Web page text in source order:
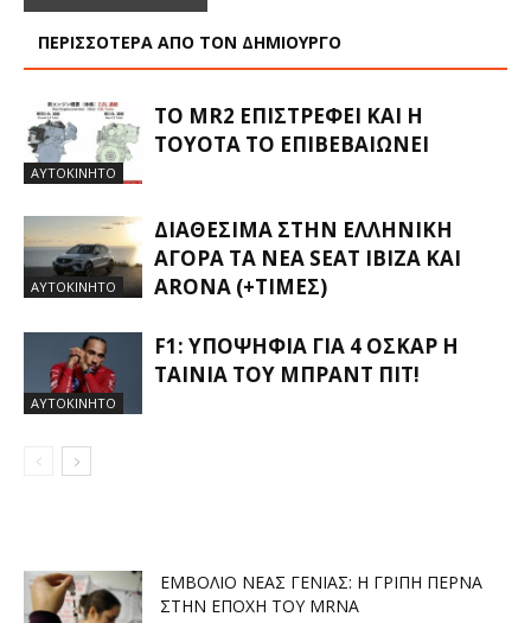
ΠΕΡΙΣΣΟΤΕΡΑ ΑΠΟ ΤΟΝ ΔΗΜΙΟΥΡΓΟ
ΑΥΤΟΚΙΝΗΤΟ
ΤΟ MR2 ΕΠΙΣΤΡΈΦΕΙ ΚΑΙ Η
TOYOTA ΤΟ ΕΠΙΒΕΒΑΙΏΝΕΙ
ΑΥΤΟΚΙΝΗΤΟ
ΔΙΑΘΈΣΙΜΑ ΣΤΗΝ ΕΛΛΗΝΙΚΉ
ΑΓΟΡΆ ΤΑ ΝΈΑ SEAT IBIZA ΚΑΙ
ARONA (+ΤΙΜΈΣ)
ΑΥΤΟΚΙΝΗΤΟ
F1: ΥΠΟΨΉΦΙΑ ΓΙΑ 4 ΌΣΚΑΡ Η
ΤΑΙΝΊΑ ΤΟΥ ΜΠΡΑΝΤ ΠΙΤ!
ΕΜΒΌΛΙΟ ΝΈΑΣ ΓΕΝΙΆΣ: Η ΓΡΊΠΗ ΠΕΡΝΆ
ΣΤΗΝ ΕΠΟΧΉ ΤΟΥ MRNA